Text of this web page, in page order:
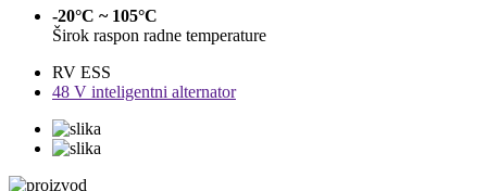
-20°C ~ 105°C
Širok raspon radne temperature
RV ESS
48 V inteligentni alternator